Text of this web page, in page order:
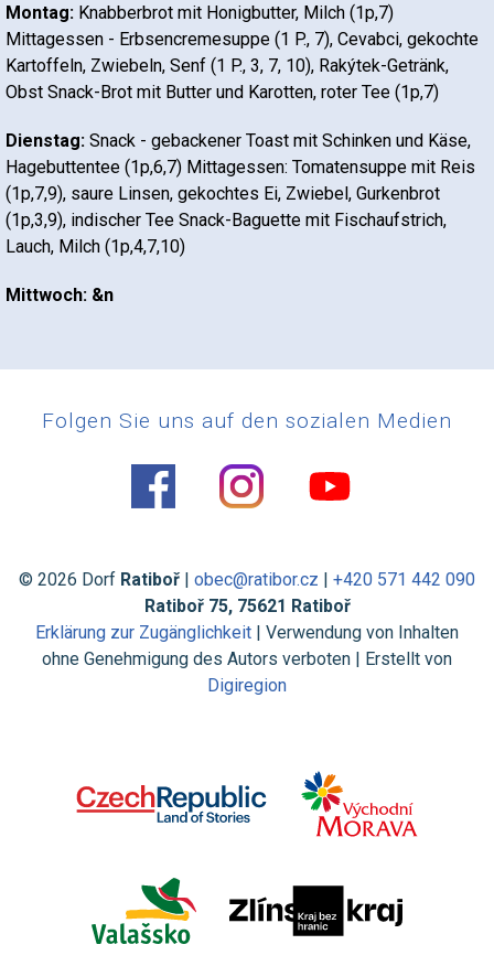
Montag: Knabberbrot mit Honigbutter, Milch (1p,7)
Mittagessen - Erbsencremesuppe (1 P., 7), Cevabci, gekochte
Kartoffeln, Zwiebeln, Senf (1 P., 3, 7, 10), Rakýtek-Getränk,
Obst Snack-Brot mit Butter und Karotten, roter Tee (1p,7)
Dienstag: Snack - gebackener Toast mit Schinken und Käse,
Hagebuttentee (1p,6,7) Mittagessen: Tomatensuppe mit Reis
(1p,7,9), saure Linsen, gekochtes Ei, Zwiebel, Gurkenbrot
(1p,3,9), indischer Tee Snack-Baguette mit Fischaufstrich,
Lauch, Milch (1p,4,7,10)
Mittwoch: &n
Folgen Sie uns auf den sozialen Medien
© 2026 Dorf Ratiboř | obec@ratibor.cz | +420 571 442 090
Ratiboř 75, 75621 Ratiboř
Erklärung zur Zugänglichkeit | Verwendung von Inhalten
ohne Genehmigung des Autors verboten | Erstellt von
Digiregion